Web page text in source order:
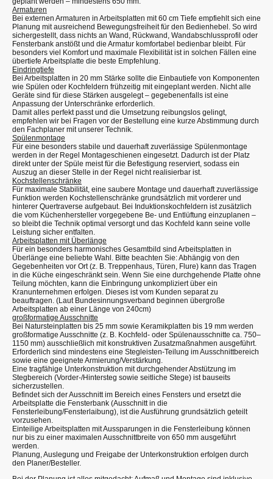
Armaturen
Bei externen Armaturen in Arbeitsplatten mit 60 cm Tiefe empfiehlt sich eine
Planung mit ausreichend Bewegungsfreiheit für den Bedienhebel. So wird
sichergestellt, dass nichts an Wand, Rückwand, Wandabschlussprofil oder
Fensterbank anstößt und die Armatur komfortabel bedienbar bleibt. Für
besonders viel Komfort und maximale Flexibilität ist in solchen Fällen eine
übertiefe Arbeitsplatte die beste Empfehlung.
Eindringtiefe
Bei Arbeitsplatten in 20 mm Stärke sollte die Einbautiefe von Komponenten
wie Spülen oder Kochfeldern frühzeitig mit eingeplant werden. Nicht alle
Geräte sind für diese Stärken ausgelegt – gegebenenfalls ist eine
Anpassung der Unterschränke erforderlich.
Damit alles perfekt passt und die Umsetzung reibungslos gelingt,
empfehlen wir bei Fragen vor der Bestellung eine kurze Abstimmung durch
den Fachplaner mit unserer Technik.
Spülenmontage
Für eine besonders stabile und dauerhaft zuverlässige Spülenmontage
werden in der Regel Montageschienen eingesetzt. Dadurch ist der Platz
direkt unter der Spüle meist für die Befestigung reserviert, sodass ein
Auszug an dieser Stelle in der Regel nicht realisierbar ist.
Kochstellenschränke
Für maximale Stabilität, eine saubere Montage und dauerhaft zuverlässige
Funktion werden Kochstellenschränke grundsätzlich mit vorderer und
hinterer Quertraverse aufgebaut. Bei Induktionskochfeldern ist zusätzlich
die vom Küchenhersteller vorgegebene Be- und Entlüftung einzuplanen –
so bleibt die Technik optimal versorgt und das Kochfeld kann seine volle
Leistung sicher entfalten.
Arbeitsplatten mit Überlänge
Für ein besonders harmonisches Gesamtbild sind Arbeitsplatten in
Überlänge eine beliebte Wahl. Bitte beachten Sie: Abhängig von den
Gegebenheiten vor Ort (z. B. Treppenhaus, Türen, Flure) kann das Tragen
in die Küche eingeschränkt sein. Wenn Sie eine durchgehende Platte ohne
Teilung möchten, kann die Einbringung unkompliziert über ein
Kranunternehmen erfolgen. Dieses ist vom Kunden separat zu
beauftragen. (Laut Bundesinnungsverband beginnen übergroße
Arbeitsplatten ab einer Länge von 240cm)
großformatige Ausschnitte
Bei Natursteinplatten bis 25 mm sowie Keramikplatten bis 19 mm werden
großformatige Ausschnitte (z. B. Kochfeld- oder Spülenausschnitte ca. 750–
1150 mm) ausschließlich mit konstruktiven Zusatzmaßnahmen ausgeführt.
Erforderlich sind mindestens eine Stegleisten-Teilung im Ausschnittbereich
sowie eine geeignete Armierung/Verstärkung.
Eine tragfähige Unterkonstruktion mit durchgehender Abstützung im
Stegbereich (Vorder-/Hintersteg sowie seitliche Stege) ist bauseits
sicherzustellen.
Befindet sich der Ausschnitt im Bereich eines Fensters und ersetzt die
Arbeitsplatte die Fensterbank (Ausschnitt in die
Fensterleibung/Fensterlaibung), ist die Ausführung grundsätzlich geteilt
vorzusehen.
Einteilige Arbeitsplatten mit Aussparungen in die Fensterleibung können
nur bis zu einer maximalen Ausschnittbreite von 650 mm ausgeführt
werden.
Planung, Auslegung und Freigabe der Unterkonstruktion erfolgen durch
den Planer/Besteller.